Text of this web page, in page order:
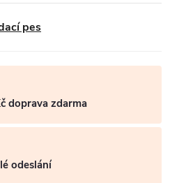
pes
doprava zdarma
odeslání